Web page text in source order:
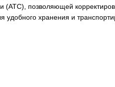
позволяющей
хранения и